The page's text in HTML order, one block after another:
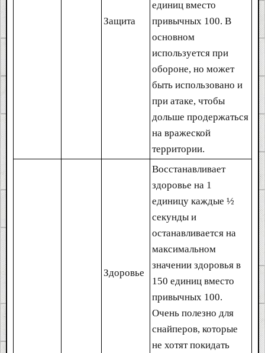
Защита
единиц вместо
привычных 100. В
основном
используется при
обороне, но может
быть использовано и
при атаке, чтобы
дольше продержаться
на вражеской
территории.
Здоровье
Восстанавливает
здоровье на 1
единицу каждые ½
секунды и
останавливается на
максимальном
значении здоровья в
150 единиц вместо
привычных 100.
Очень полезно для
снайперов, которые
не хотят покидать